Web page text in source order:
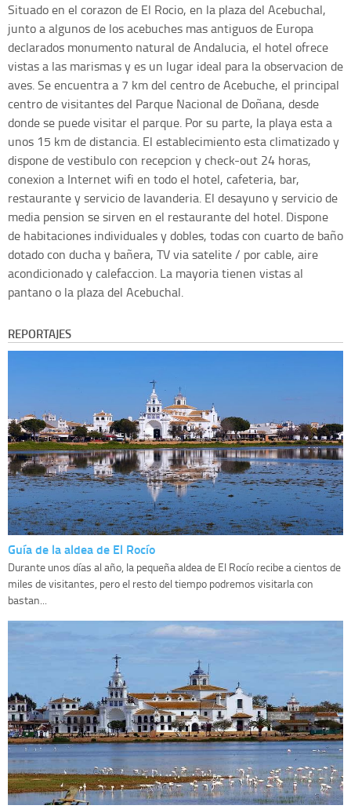
Situado en el corazon de El Rocio, en la plaza del Acebuchal,
junto a algunos de los acebuches mas antiguos de Europa
declarados monumento natural de Andalucia, el hotel ofrece
vistas a las marismas y es un lugar ideal para la observacion de
aves. Se encuentra a 7 km del centro de Acebuche, el principal
centro de visitantes del Parque Nacional de Doñana, desde
donde se puede visitar el parque. Por su parte, la playa esta a
unos 15 km de distancia. El establecimiento esta climatizado y
dispone de vestibulo con recepcion y check-out 24 horas,
conexion a Internet wifi en todo el hotel, cafeteria, bar,
restaurante y servicio de lavanderia. El desayuno y servicio de
media pension se sirven en el restaurante del hotel. Dispone
de habitaciones individuales y dobles, todas con cuarto de baño
dotado con ducha y bañera, TV via satelite / por cable, aire
acondicionado y calefaccion. La mayoria tienen vistas al
pantano o la plaza del Acebuchal.
REPORTAJES
Guía de la aldea de El Rocío
Durante unos días al año, la pequeña aldea de El Rocío recibe a cientos de
miles de visitantes, pero el resto del tiempo podremos visitarla con
bastan...